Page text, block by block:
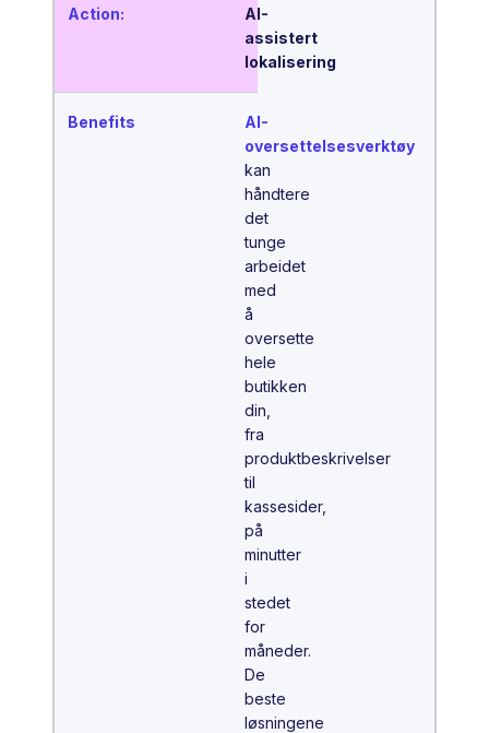
AI-
assistert
lokalisering
AI-
oversettelsesverktøy
kan
håndtere
det
tunge
arbeidet
med
å
oversette
hele
butikken
din,
fra
produktbeskrivelser
til
kassesider,
på
minutter
i
stedet
for
måneder.
De
beste
løsningene